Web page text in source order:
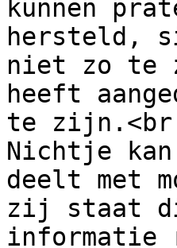
kunnen
hersteld,
niet zo te
heeft
te
Nichtje
deelt met
zij staat
informatie